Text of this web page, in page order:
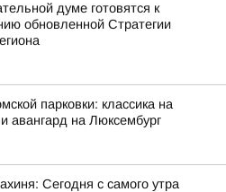
думе готовятся к
обновленной Стратегии
парковки: классика на
авангард на Люксембург
Сегодня с самого утра